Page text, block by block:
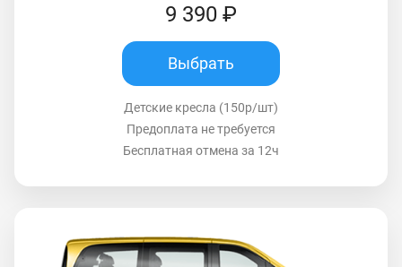
9 390 ₽
Выбрать
Детские кресла (150р/шт)
Предоплата не требуется
Бесплатная отмена за 12ч